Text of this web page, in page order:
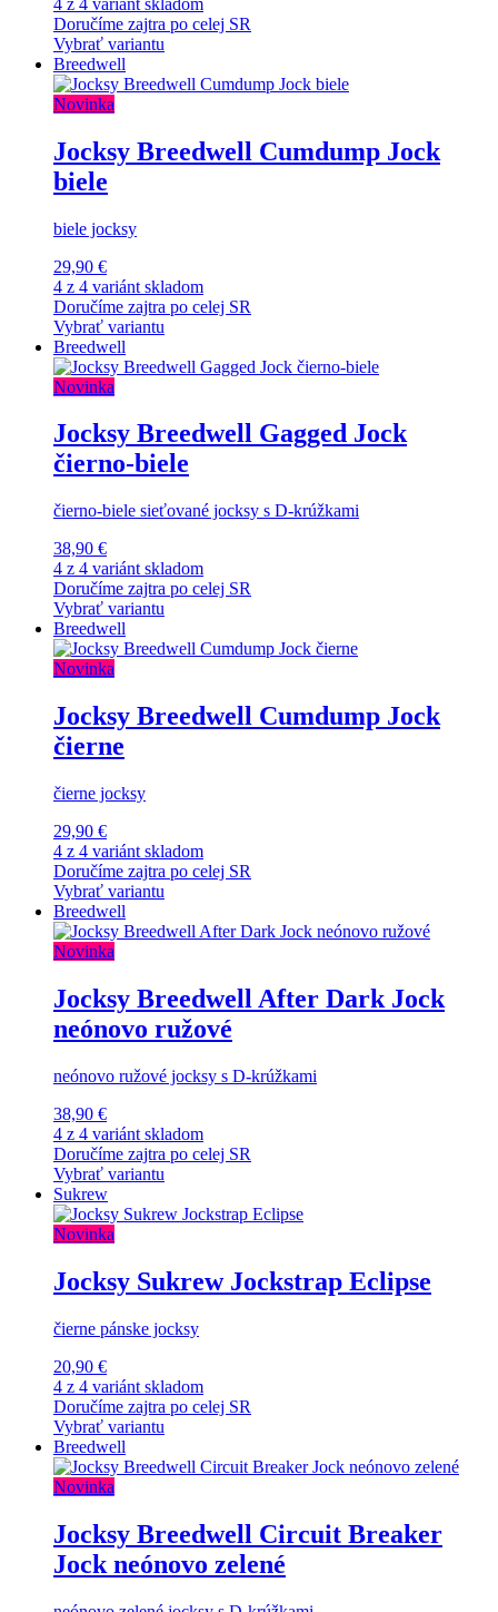
Doručíme zajtra po celej SR
Vybrať variantu
Breedwell
Novinka
Jocksy Breedwell Cumdump Jock
biele
biele jocksy
29,90 €
4 z 4 variánt skladom
Doručíme zajtra po celej SR
Vybrať variantu
Breedwell
Novinka
Jocksy Breedwell Gagged Jock
čierno-biele
čierno-biele sieťované jocksy s D-krúžkami
38,90 €
4 z 4 variánt skladom
Doručíme zajtra po celej SR
Vybrať variantu
Breedwell
Novinka
Jocksy Breedwell Cumdump Jock
čierne
čierne jocksy
29,90 €
4 z 4 variánt skladom
Doručíme zajtra po celej SR
Vybrať variantu
Breedwell
Novinka
Jocksy Breedwell After Dark Jock
neónovo ružové
neónovo ružové jocksy s D-krúžkami
38,90 €
4 z 4 variánt skladom
Doručíme zajtra po celej SR
Vybrať variantu
Sukrew
Novinka
Jocksy Sukrew Jockstrap Eclipse
čierne pánske jocksy
20,90 €
4 z 4 variánt skladom
Doručíme zajtra po celej SR
Vybrať variantu
Breedwell
Novinka
Jocksy Breedwell Circuit Breaker
Jock neónovo zelené